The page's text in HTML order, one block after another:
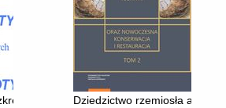
wspólnoty : Wybrane dyplomy
Dziedzictwo rzemiosła